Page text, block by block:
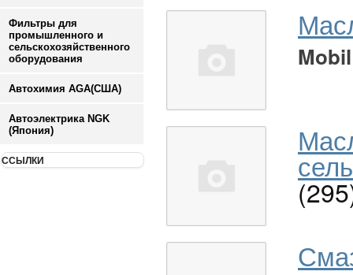
Фильтры для
промышленного и
сельскохозяйственного
оборудования
Автохимия AGA(США)
Автоэлектрика NGK
(Япония)
ССЫЛКИ
Mobil